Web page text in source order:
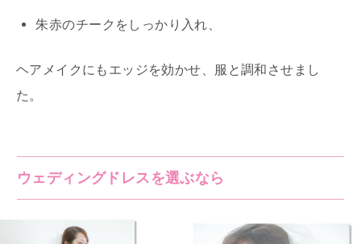
朱赤のチークをしっかり入れ、
ヘアメイクにもエッジを効かせ、服と調和させまし
た。
ウェディングドレスを選ぶなら